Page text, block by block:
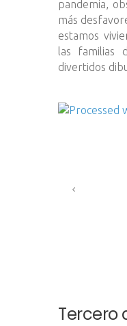
pandemia,
más
estamos
las familias
divertidos
Tercero